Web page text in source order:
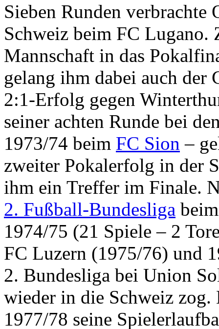
Sieben Runden
Schweiz beim FC Lugano.
Mannschaft in das
gelang ihm dabei auch der
2:1-Erfolg gegen
seiner achten Runde bei
1973/74 beim FC Sion –
zweiter Pokalerfolg in der
ihm ein Treffer im Finale.
2. Fußball-Bundesliga
1974/75 (21 Spiele – 2
FC Luzern (1975/76) und
2. Bundesliga bei Union
wieder in die Schweiz zog.
1977/78 seine